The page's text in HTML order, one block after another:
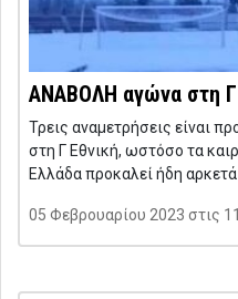
ΑΝΑΒΟΛΗ αγώνα στη Γ
Τρεις αναμετρήσεις είναι
στη Γ Εθνική, ωστόσο τα
Ελλάδα προκαλεί ήδη
05 Φεβρουαρίου 2023 στις